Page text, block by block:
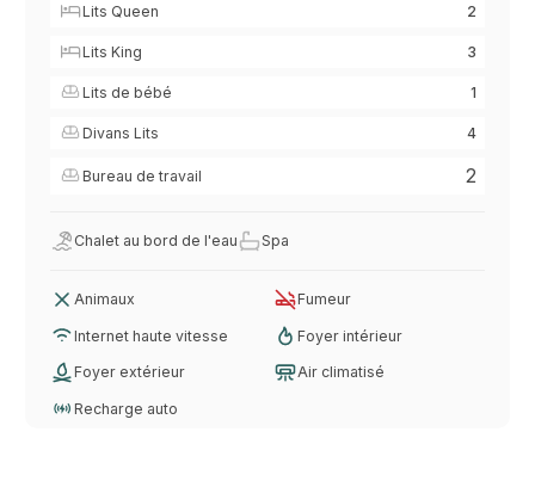
Lits Queen 2
Lits King 3
Lits de bébé 1
Divans Lits 4
Bureau de travail 2
Chalet au bord de l'eau Spa
Animaux Fumeur
Internet haute vitesse Foyer intérieur
Foyer extérieur Air climatisé
Recharge auto